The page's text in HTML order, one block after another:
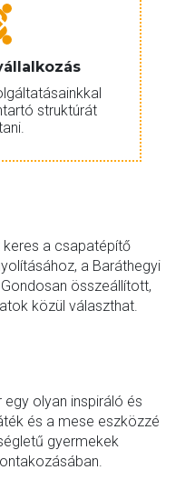
struktúrát
keres a csapatépítő
a Baráthegyi
összeállított,
közül választhat.
olyan inspiráló és
és a mese eszközzé
gyermekek